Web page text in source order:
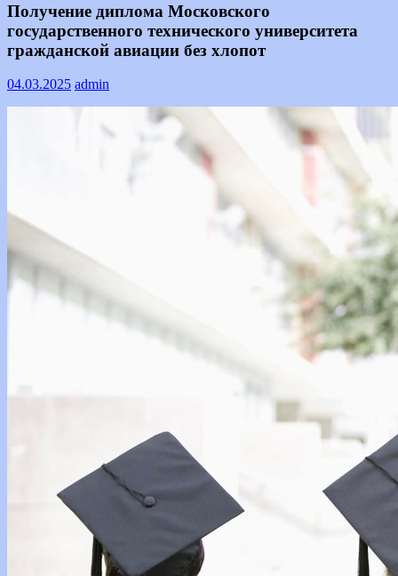
Информация
Получение диплома Московского
государственного технического университета
гражданской авиации без хлопот
04.03.2025 admin